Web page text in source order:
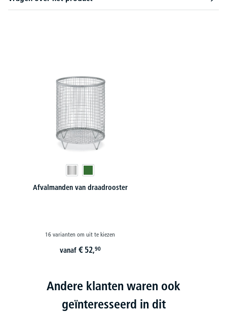
Afvalmanden van draadrooster
16 varianten om uit te kiezen
vanaf € 52,90
Andere klanten waren ook
geïnteresseerd in dit